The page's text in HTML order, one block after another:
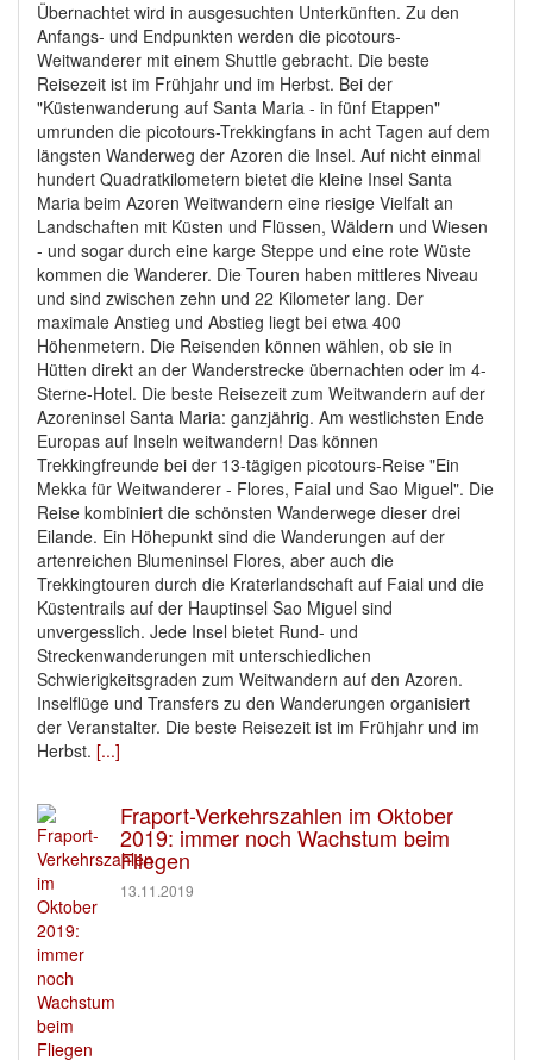
Übernachtet wird in ausgesuchten Unterkünften. Zu den
Anfangs- und Endpunkten werden die picotours-
Weitwanderer mit einem Shuttle gebracht. Die beste
Reisezeit ist im Frühjahr und im Herbst. Bei der
"Küstenwanderung auf Santa Maria - in fünf Etappen"
umrunden die picotours-Trekkingfans in acht Tagen auf dem
längsten Wanderweg der Azoren die Insel. Auf nicht einmal
hundert Quadratkilometern bietet die kleine Insel Santa
Maria beim Azoren Weitwandern eine riesige Vielfalt an
Landschaften mit Küsten und Flüssen, Wäldern und Wiesen
- und sogar durch eine karge Steppe und eine rote Wüste
kommen die Wanderer. Die Touren haben mittleres Niveau
und sind zwischen zehn und 22 Kilometer lang. Der
maximale Anstieg und Abstieg liegt bei etwa 400
Höhenmetern. Die Reisenden können wählen, ob sie in
Hütten direkt an der Wanderstrecke übernachten oder im 4-
Sterne-Hotel. Die beste Reisezeit zum Weitwandern auf der
Azoreninsel Santa Maria: ganzjährig. Am westlichsten Ende
Europas auf Inseln weitwandern! Das können
Trekkingfreunde bei der 13-tägigen picotours-Reise "Ein
Mekka für Weitwanderer - Flores, Faial und Sao Miguel". Die
Reise kombiniert die schönsten Wanderwege dieser drei
Eilande. Ein Höhepunkt sind die Wanderungen auf der
artenreichen Blumeninsel Flores, aber auch die
Trekkingtouren durch die Kraterlandschaft auf Faial und die
Küstentrails auf der Hauptinsel Sao Miguel sind
unvergesslich. Jede Insel bietet Rund- und
Streckenwanderungen mit unterschiedlichen
Schwierigkeitsgraden zum Weitwandern auf den Azoren.
Inselflüge und Transfers zu den Wanderungen organisiert
der Veranstalter. Die beste Reisezeit ist im Frühjahr und im
Herbst. [...]
Fraport-Verkehrszahlen im Oktober
2019: immer noch Wachstum beim
Fliegen
13.11.2019